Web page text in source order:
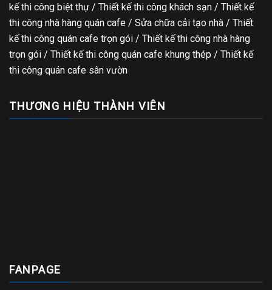
kế thi công biệt thự / Thiết kế thi công khách sạn / Thiết kế
thi công nhà hàng quán cafe / Sửa chữa cải tạo nhà / Thiết
kế thi công quán cafe trọn gói / Thiết kế thi công nhà hàng
trọn gói / Thiết kế thi công quán cafe khung thép / Thiết kế
thi công quán cafe sân vườn
THƯƠNG HIỆU THÀNH VIÊN
FANPAGE